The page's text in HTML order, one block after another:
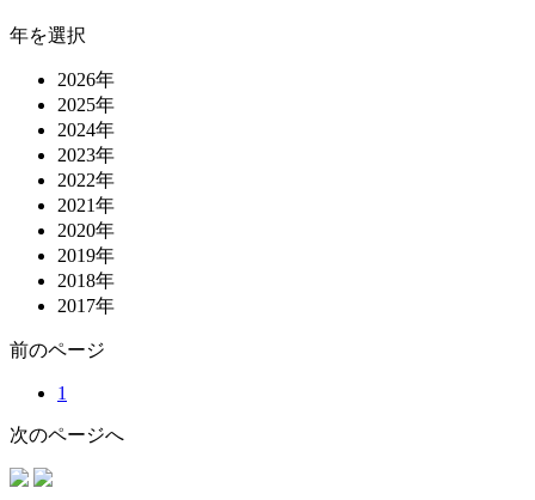
年を選択
2026年
2025年
2024年
2023年
2022年
2021年
2020年
2019年
2018年
2017年
前のページ
1
次のページへ